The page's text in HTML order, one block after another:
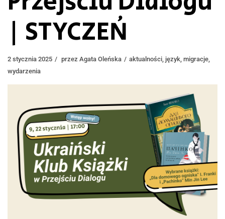
| STYCZEŃ
2 stycznia 2025 przez Agata Oleńska aktualności język migracje
wydarzenia